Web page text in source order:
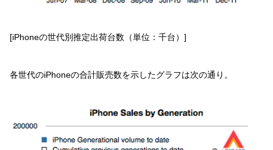
[iPhoneの世代別推定出荷台数（単位：千台）]
各世代のiPhoneの合計販売数を示したグラフは次の通り。